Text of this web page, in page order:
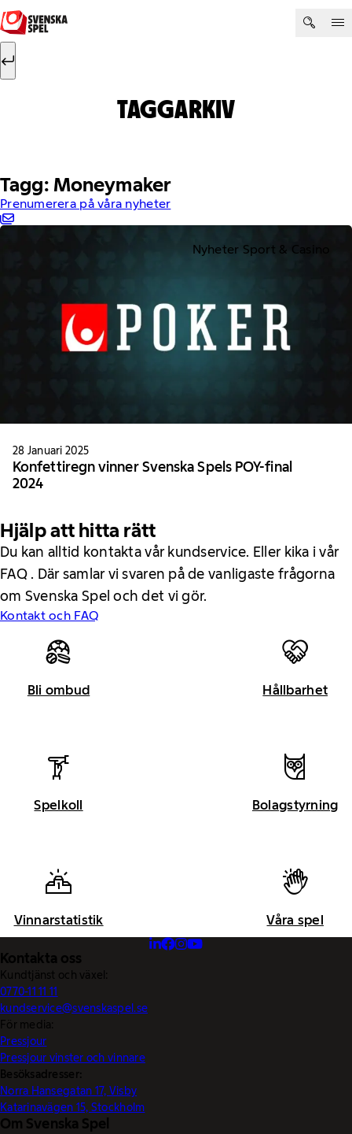
Hoppa till innehåll
Sök efter:
TAGGARKIV
Tagg: Moneymaker
Prenumerera på våra nyheter
Nyheter Sport & Casino
28 Januari 2025
Konfettiregn vinner Svenska Spels POY-final
2024
Hjälp att hitta rätt
Du kan alltid kontakta vår kundservice. Eller kika i vår
FAQ . Där samlar vi svaren på de vanligaste frågorna
om Svenska Spel och det vi gör.
Kontakt och FAQ
Bli ombud Hållbarhet
Spelkoll Bolagstyrning
Vinnarstatistik Våra spel
Kontakta oss
Kundtjänst och växel:
0770-11 11 11
kundservice@svenskaspel.se
För media:
Pressjour
Pressjour vinster och vinnare
Besöksadresser:
Norra Hansegatan 17, Visby
Katarinavägen 15, Stockholm
Om Svenska Spel